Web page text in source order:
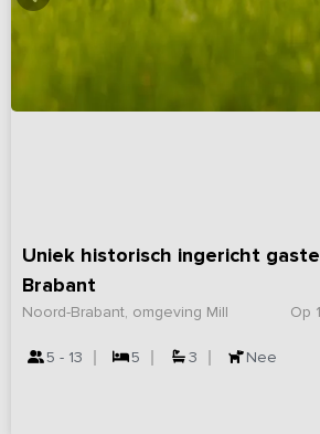
Uniek historisch ingericht
Brabant
Op
Noord-Brabant, omgeving Mill
5 - 13 5 3 Nee